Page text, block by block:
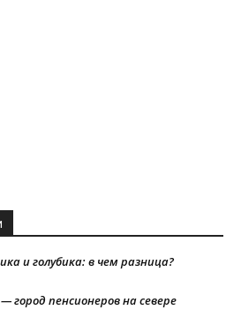
и голубика: в чем разница?
город пенсионеров на севере